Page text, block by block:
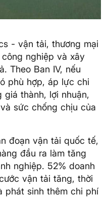
- vận tải, thương mại
nghiệp và xây
Theo Ban IV, nếu
phù hợp, áp lực chi
thành, lợi nhuận,
sức chống chịu của
đoạn vận tải quốc tế,
đầu ra làm tăng
nghiệp. 52% doanh
vận tải tăng, thời
phát sinh thêm chi phí